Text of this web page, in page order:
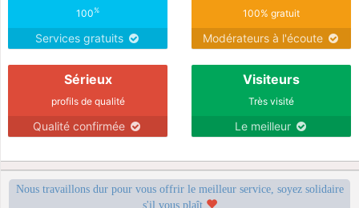
100%
Services gratuits
100% gratuit
Modérateurs à l'écoute
Sérieux
profils de qualité
Qualité confirmée
Visiteurs
Très visité
Le meilleur
Nous travaillons dur pour vous offrir le meilleur service, soyez solidaire
s'il vous plaît